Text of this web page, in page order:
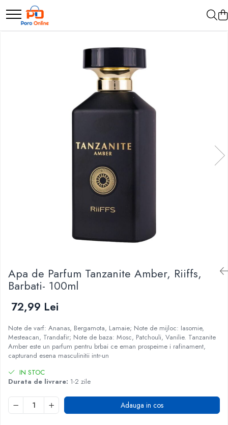
Parfum
Parfumuri Arabesti
Apa de Parfum Tanzanite Amber, Riiffs,
Barbati- 100ml
72,99 Lei
Note de varf: Ananas, Bergamota, Lamaie; Note de mijloc: Iasomie,
Mesteacan, Trandafir; Note de baza: Mosc, Patchouli, Vanilie. Tanzanite
Amber este un parfum pentru brbai ce eman prospeime i rafinament,
capturand esena masculinitii intr-un
IN STOC
Durata de livrare: 1-2 zile
Adauga in cos